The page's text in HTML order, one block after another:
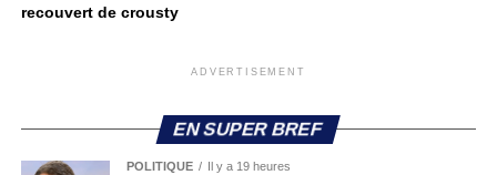
recouvert de crousty
ADVERTISEMENT
EN SUPER BREF
POLITIQUE Il y a 19 heures